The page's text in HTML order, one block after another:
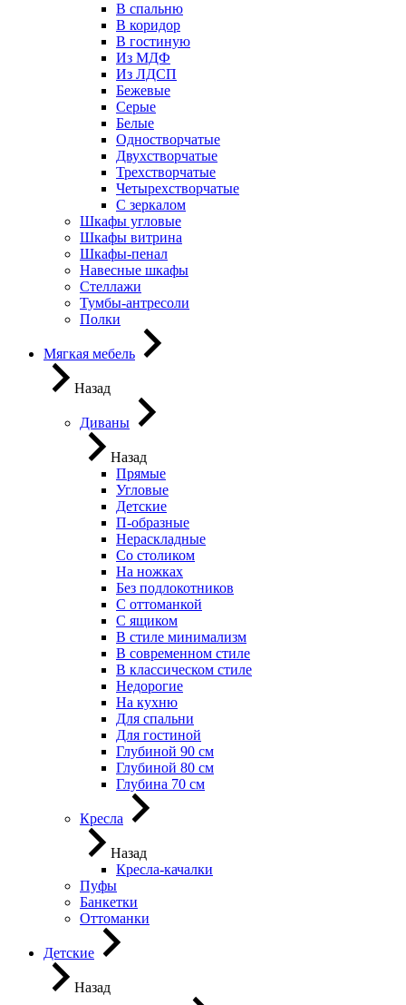
В спальню
В коридор
В гостиную
Из МДФ
Из ЛДСП
Бежевые
Серые
Белые
Одностворчатые
Двухстворчатые
Трехстворчатые
Четырехстворчатые
С зеркалом
Шкафы угловые
Шкафы витрина
Шкафы-пенал
Навесные шкафы
Стеллажи
Тумбы-антресоли
Полки
Мягкая мебель
Назад
Диваны
Назад
Прямые
Угловые
Детские
П-образные
Нераскладные
Со столиком
На ножках
Без подлокотников
С оттоманкой
С ящиком
В стиле минимализм
В современном стиле
В классическом стиле
Недорогие
На кухню
Для спальни
Для гостиной
Глубиной 90 см
Глубиной 80 см
Глубина 70 см
Кресла
Назад
Кресла-качалки
Пуфы
Банкетки
Оттоманки
Детские
Назад